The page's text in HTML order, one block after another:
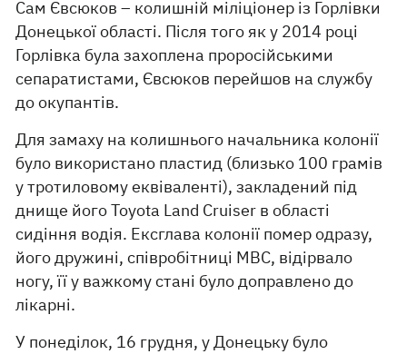
Сам Євсюков – колишній міліціонер із Горлівки
Донецької області. Після того як у 2014 році
Горлівка була захоплена проросійськими
сепаратистами, Євсюков перейшов на службу
до окупантів.
Для замаху на колишнього начальника колонії
було використано пластид (близько 100 грамів
у тротиловому еквіваленті), закладений під
днище його Toyota Land Cruiser в області
сидіння водія. Ексглава колонії помер одразу,
його дружині, співробітниці МВС, відірвало
ногу, її у важкому стані було доправлено до
лікарні.
У понеділок, 16 грудня, у Донецьку було